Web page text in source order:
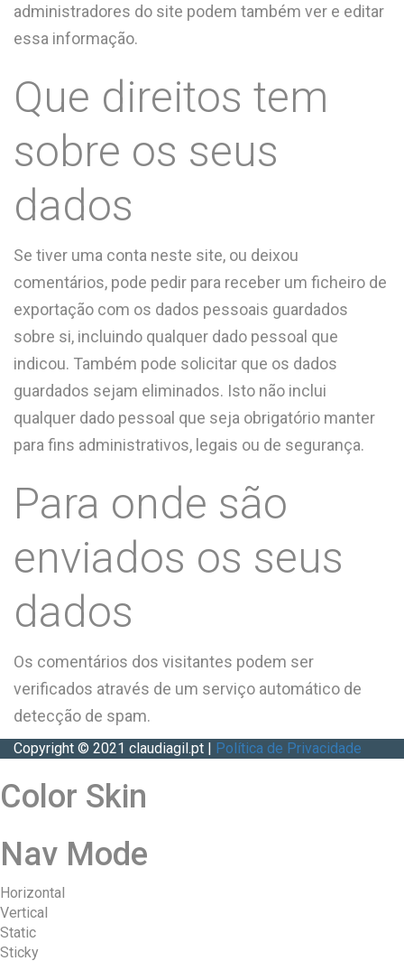
administradores do site podem também ver e editar
essa informação.
Que direitos tem
sobre os seus
dados
Se tiver uma conta neste site, ou deixou
comentários, pode pedir para receber um ficheiro de
exportação com os dados pessoais guardados
sobre si, incluindo qualquer dado pessoal que
indicou. Também pode solicitar que os dados
guardados sejam eliminados. Isto não inclui
qualquer dado pessoal que seja obrigatório manter
para fins administrativos, legais ou de segurança.
Para onde são
enviados os seus
dados
Os comentários dos visitantes podem ser
verificados através de um serviço automático de
detecção de spam.
Copyright © 2021 claudiagil.pt | Política de Privacidade
Color Skin
Nav Mode
Horizontal
Vertical
Static
Sticky